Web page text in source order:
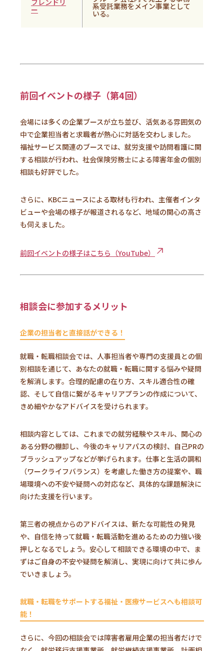
フレンドリ
ー 系受託業務をメイン事業として
いる。
前回イベントの様子（第4回）
会場には多くの企業ブースが立ち並び、活気ある雰囲気の
中で企業担当者と求職者が熱心に対話を交わしました。
福祉サービス関連のブースでは、就労支援や訪問看護に関
する相談が行われ、社会保険労務士による障害年金の個別
相談も好評でした。
さらに、KBCニュースによる取材も行われ、主催者インタ
ビューや会場の様子が報道されるなど、地域の関心の高さ
も伺えました。
前回イベントの様子はこちら（YouTube）
相談会に参加するメリット
企業の担当者と直接話ができる！
就職・転職相談会では、人事担当者や専門の支援員との個
別相談を通じて、あなたの就職・転職に関する悩みや疑問
を解消します。合理的配慮の在り方、スキル適合性の確
認、そして自信に繋がるキャリアプランの作成について、
きめ細やかなアドバイスを受けられます。
相談内容としては、これまでの就労経験やスキル、関心の
ある分野の棚卸し、今後のキャリアパスの検討、自己PRの
ブラッシュアップなどが挙げられます。仕事と生活の調和
（ワークライフバランス）を考慮した働き方の提案や、職
場環境への不安や疑問への対応など、具体的な課題解決に
向けた支援を行います。
第三者の視点からのアドバイスは、新たな可能性の発見
や、自信を持って就職・転職活動を進めるための力強い後
押しとなるでしょう。安心して相談できる環境の中で、ま
ずはご自身の不安や疑問を解消し、実現に向けて共に歩ん
でいきましょう。
就職・転職をサポートする福祉・医療サービスへも相談可
能！
さらに、今回の相談会では障害者雇用企業の担当者だけで